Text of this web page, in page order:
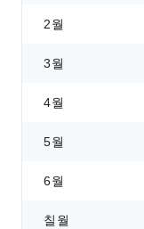
2월
3월
4월
5월
6월
칠월